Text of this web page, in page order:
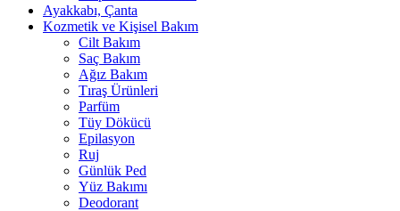
Ayakkabı, Çanta
Kozmetik ve Kişisel Bakım
Cilt Bakım
Saç Bakım
Ağız Bakım
Tıraş Ürünleri
Parfüm
Tüy Dökücü
Epilasyon
Ruj
Günlük Ped
Yüz Bakımı
Deodorant